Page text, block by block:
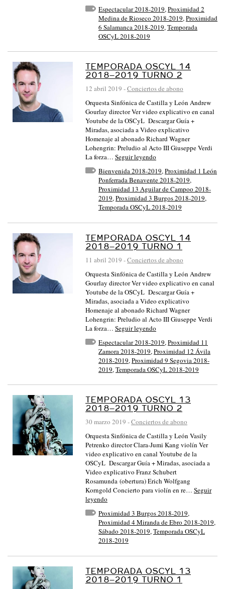
Espectacular 2018-2019,Proximidad 2
Medina de Rioseco 2018-2019,Proximidad
6 Salamanca 2018-2019,Temporada
OSCyL 2018-2019
TEMPORADA OSCYL 14
2018–2019 TURNO 2
12 abril 2019 -Conciertos de abono
Orquesta Sinfónica de Castilla y León Andrew
Gourlay director Ver video explicativo en canal
Youtube de la OSCyL Descargar Guía +
Miradas, asociada a Video explicativo
Homenaje al abonado Richard Wagner
Lohengrin: Preludio al Acto III Giuseppe Verdi
La forza… Seguir leyendo
Bienvenida 2018-2019,Proximidad 1 León
Ponferrada Benavente 2018-2019,
Proximidad 13 Aguilar de Campoo 2018-
2019,Proximidad 3 Burgos 2018-2019,
Temporada OSCyL 2018-2019
TEMPORADA OSCYL 14
2018–2019 TURNO 1
11 abril 2019 -Conciertos de abono
Orquesta Sinfónica de Castilla y León Andrew
Gourlay director Ver video explicativo en canal
Youtube de la OSCyL Descargar Guía +
Miradas, asociada a Video explicativo
Homenaje al abonado Richard Wagner
Lohengrin: Preludio al Acto III Giuseppe Verdi
La forza… Seguir leyendo
Espectacular 2018-2019,Proximidad 11
Zamora 2018-2019,Proximidad 12 Ávila
2018-2019,Proximidad 9 Segovia 2018-
2019,Temporada OSCyL 2018-2019
TEMPORADA OSCYL 13
2018–2019 TURNO 2
30 marzo 2019 -Conciertos de abono
Orquesta Sinfónica de Castilla y León Vasily
Petrenko director Clara-Jumi Kang violín Ver
video explicativo en canal Youtube de la
OSCyL Descargar Guía + Miradas, asociada a
Video explicativo Franz Schubert
Rosamunda (obertura) Erich Wolfgang
Korngold Concierto para violín en re… Seguir
leyendo
Proximidad 3 Burgos 2018-2019,
Proximidad 4 Miranda de Ebro 2018-2019,
Sábado 2018-2019,Temporada OSCyL
2018-2019
TEMPORADA OSCYL 13
2018–2019 TURNO 1